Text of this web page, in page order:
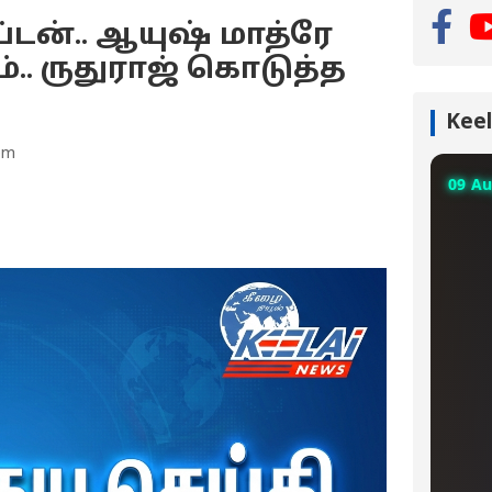
ஆயுஷ் மாத்ரே
ருதுராஜ் கொடுத்த